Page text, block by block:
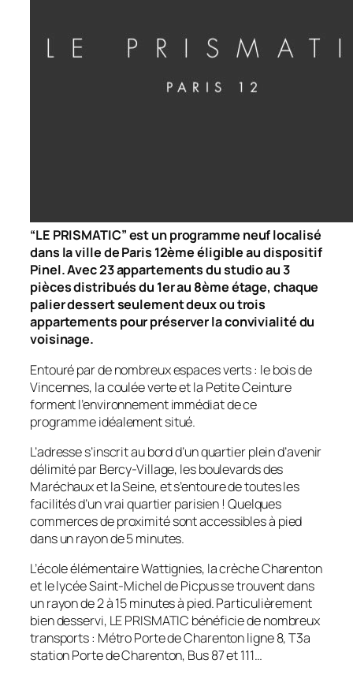
“LE PRISMATIC” est un programme neuf localisé
dans la ville de Paris 12ème éligible au dispositif
Pinel. Avec 23 appartements du studio au 3
pièces distribués du 1er au 8ème étage, chaque
palier dessert seulement deux ou trois
appartements pour préserver la convivialité du
voisinage.
Entouré par de nombreux espaces verts : le bois de
Vincennes, la coulée verte et la Petite Ceinture
forment l’environnement immédiat de ce
programme idéalement situé.
L’adresse s’inscrit au bord d’un quartier plein d’avenir
délimité par Bercy-Village, les boulevards des
Maréchaux et la Seine, et s’entoure de toutes les
facilités d’un vrai quartier parisien ! Quelques
commerces de proximité sont accessibles à pied
dans un rayon de 5 minutes.
L’école élémentaire Wattignies, la crèche Charenton
et le lycée Saint-Michel de Picpus se trouvent dans
un rayon de 2 à 15 minutes à pied. Particulièrement
bien desservi, LE PRISMATIC bénéficie de nombreux
transports : Métro Porte de Charenton ligne 8, T3a
station Porte de Charenton, Bus 87 et 111…